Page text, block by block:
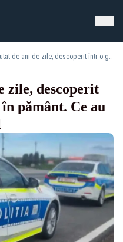
Fugar căutat de ani de zile, descoperit într-o groapă ascunsă în pământ. Ce au găsit polițiștii lângă el
zile, descoperit
pământ. Ce au